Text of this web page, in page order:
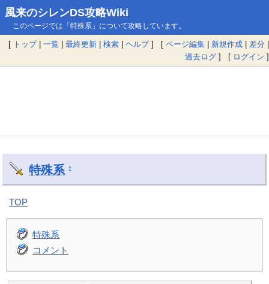
風来のシレンDS攻略Wiki
このページでは「特殊系」について攻略しています。
[ トップ| 一覧 | 最終更新 | 検索 | ヘルプ] [ ページ編集 | 新規作成 | 差分 |
過去ログ ] [ ログイン ]
特殊系 †
TOP
特殊系
コメント